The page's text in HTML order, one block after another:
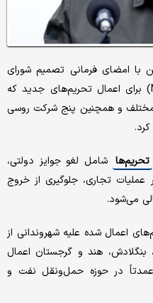
با امضای فرمانی تصمیم شورای
امنیت ملی و دفاع این کشور (NSDC) برای اعمال تحریم‌های جدید که
مختلف و همچنین پنج شرکت روسی
تحریم‌ها شامل لغو جوایز دولتی،
تجاری، جلوگیری از خروج
می‌شود.
اعمال شده علیه شهروندانی از
بنگلادش، هند و گرجستان اعمال
در حوزه حمل‌ونقل نفت و